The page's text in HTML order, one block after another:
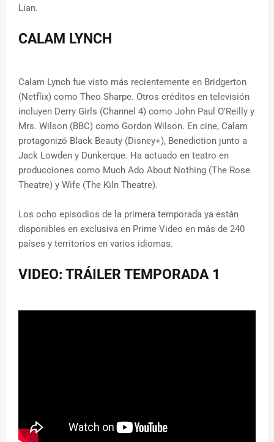
Lian.
CALAM LYNCH
Calam Lynch fue visto más recientemente en Bridgerton
(Netflix) como Theo Sharpe. Otros créditos en televisión
incluyen Derry Girls (Channel 4) como John Paul O'Reilly y
Mrs. Wilson (BBC) como Gordon Wilson. En cine, Calam
protagonizó Black Beauty (Disney+), Benediction junto a
Jack Lowden y Dunkerque. Ha actuado en teatro en
producciones como Much Ado About Nothing (The Rose
Theatre) y Wife (The Kiln Theatre).
Los ocho episodios de la primera temporada ya están
disponibles en exclusiva en Prime Video en más de 240
países y territorios en varios idiomas.
VIDEO: TRÁILER TEMPORADA 1